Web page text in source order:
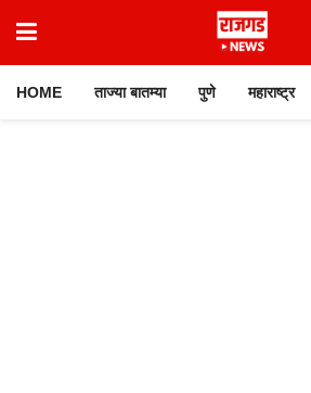
HOME ताज्या बातम्या पुणे महाराष्ट्र